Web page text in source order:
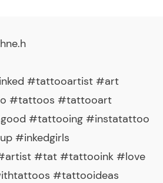
#tattooartist #art
#tattoos #tattooart
#tattooing #instatattoo
#inkedgirls
#tat #tattooink #love
#tattooideas